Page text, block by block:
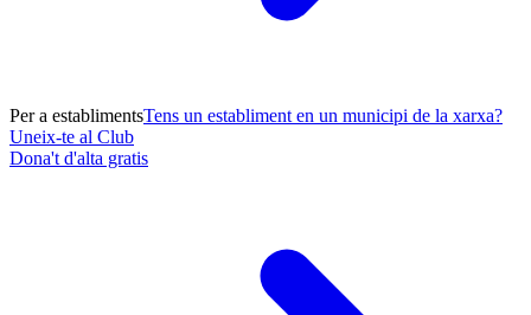
Per a establimentsTens un establiment en un municipi de la xarxa?
Uneix-te al Club
Dona't d'alta gratis